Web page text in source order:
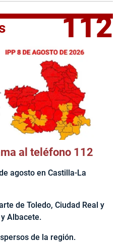
112
al teléfono 112
agosto en Castilla-La
de Toledo, Ciudad Real y
Albacete.
de la región.